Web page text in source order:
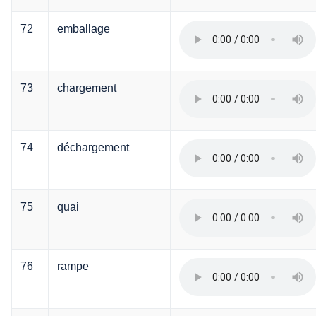
72 emballage
73 chargement
74 déchargement
75 quai
76 rampe